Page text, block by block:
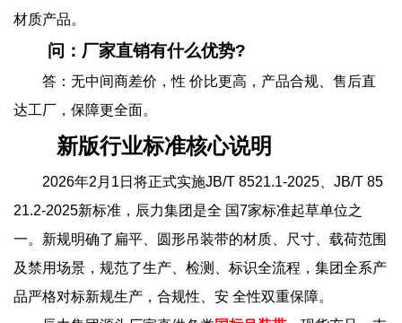
材质产品。
问：厂家直销有什么优势?
答：无中间商差价，性 价比更高，产品合规、售后直
达工厂，保障更全面。
新版行业标准核心说明
2026年2月1日将正式实施JB/T 8521.1-2025、JB/T 85
21.2-2025新标准，辰力集团是全 国7家标准起草单位之
一。新规明确了扁平、圆形吊装带的材质、尺寸、载荷范围
及禁用场景，规范了生产、检测、标识全流程，集团全系产
品严格对标新规生产，合规性、安 全性双重保障。